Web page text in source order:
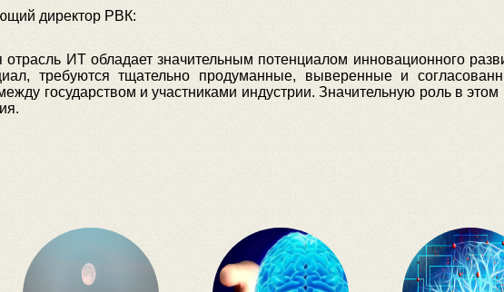
директор РВК:
отрасль ИТ обладает значительным потенциалом инновационного
требуются тщательно продуманные, выверенные и
государством и участниками индустрии. Значительную роль в